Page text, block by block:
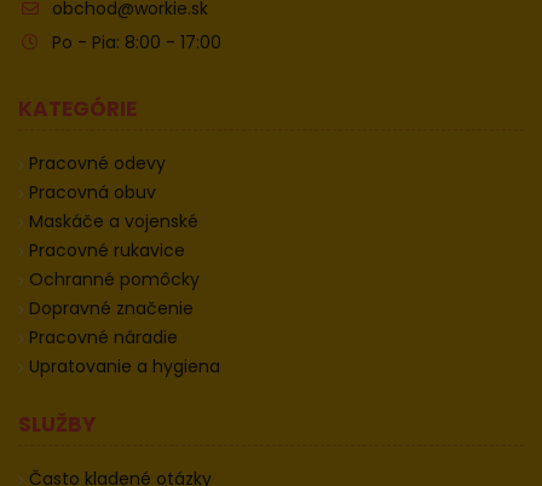
obchod@workie.sk
Po - Pia: 8:00 - 17:00
KATEGÓRIE
Pracovné odevy
Pracovná obuv
Maskáče a vojenské
Pracovné rukavice
Ochranné pomôcky
Dopravné značenie
Pracovné náradie
Upratovanie a hygiena
SLUŽBY
Často kladené otázky